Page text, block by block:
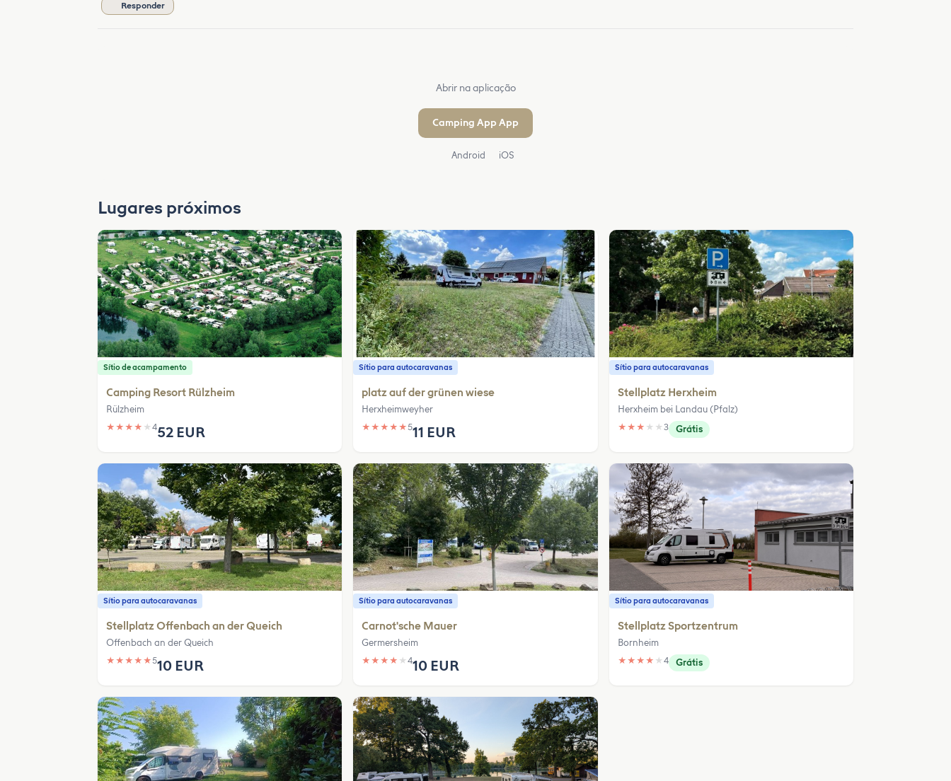
Responder
Abrir na aplicação
Camping App App
Android iOS
Lugares próximos
Sítio de acampamento
Camping Resort Rülzheim
Rülzheim
★ ★ ★ ★ ★ 452 EUR
Sítio para autocaravanas
platz auf der grünen wiese
Herxheimweyher
★ ★ ★ ★ ★511 EUR
Sítio para autocaravanas
Stellplatz Herxheim
Herxheim bei Landau (Pfalz)
★ ★ ★ ★ ★ 3 Grátis
Sítio para autocaravanas
Stellplatz Offenbach an der Queich
Offenbach an der Queich
★ ★ ★ ★ ★510 EUR
Sítio para autocaravanas
Carnot'sche Mauer
Germersheim
★ ★ ★ ★ ★410 EUR
Sítio para autocaravanas
Stellplatz Sportzentrum
Bornheim
★ ★ ★ ★ ★ 4 Grátis